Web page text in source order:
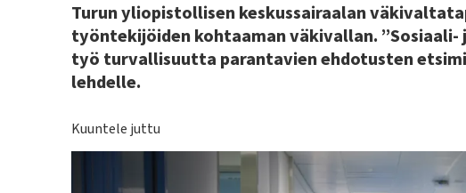
Turun yliopistollisen keskussairaalan
työntekijöiden kohtaaman väkivallan.
työ turvallisuutta parantavien ehdotusten
lehdelle.
Kuuntele juttu